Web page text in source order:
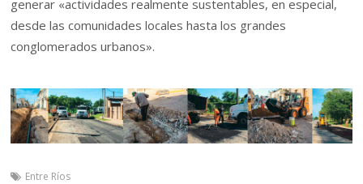
generar «actividades realmente sustentables, en especial,
desde las comunidades locales hasta los grandes
conglomerados urbanos».
Entre Ríos